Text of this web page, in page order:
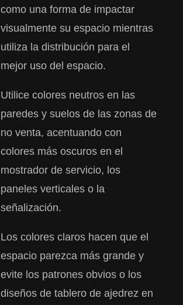
como una forma de impactar
visualmente su espacio mientras
utiliza la distribución para el
mejor uso del espacio.
Utilice colores neutros en las
paredes y suelos de las zonas de
no venta, acentuando con
colores más oscuros en el
mostrador de servicio, los
paneles verticales o la
señalización.
Los colores claros hacen que el
espacio parezca más grande y
evite los patrones obvios o los
diseños de tablero de ajedrez en